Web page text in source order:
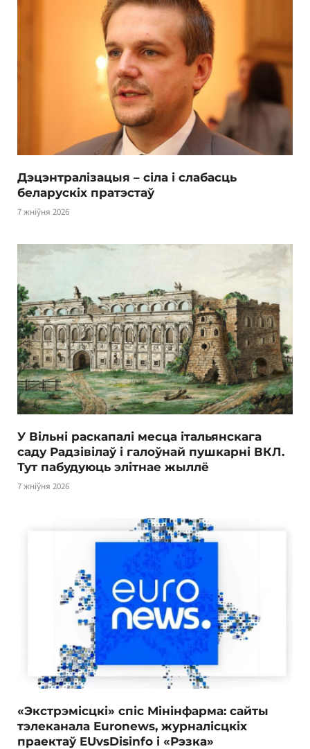
Дэцэнтралізацыя – сіла і слабасць
беларускіх пратэстаў
7 жніўня 2026
У Вільні раскапалі месца італьянскага
саду Радзівілаў і галоўнай пушкарні ВКЛ.
Тут пабудуюць элітнае жыллё
7 жніўня 2026
«Экстрэмісцкі» спіс Мінінфарма: сайты
тэлеканала Euronews, журналісцкіх
праектаў EUvsDisinfo і «Рэзка»